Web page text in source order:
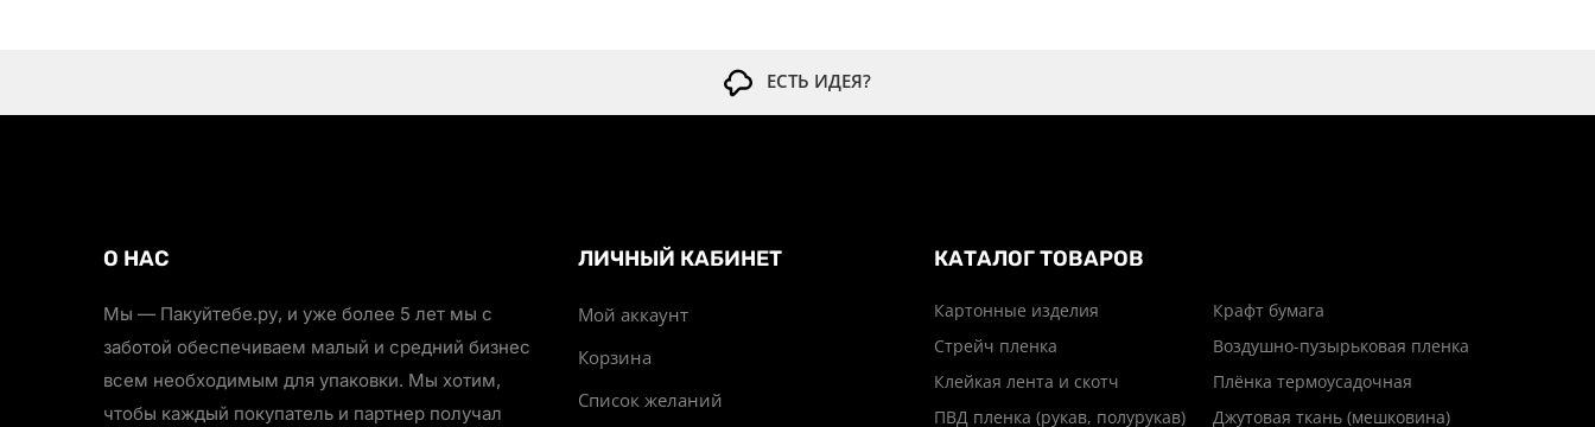
ЕСТЬ ИДЕЯ?
О НАС
Мы — Пакуйтебе.ру, и уже более 5 лет мы с
заботой обеспечиваем малый и средний бизнес
всем необходимым для упаковки. Мы хотим,
чтобы каждый покупатель и партнер получал
ЛИЧНЫЙ КАБИНЕТ
Мой аккаунт
Корзина
Список желаний
КАТАЛОГ ТОВАРОВ
Картонные изделия
Крафт бумага
Стрейч пленка
Воздушно-пузырьковая пленка
Клейкая лента и скотч
Плёнка термоусадочная
ПВД пленка (рукав, полурукав)
Джутовая ткань (мешковина)